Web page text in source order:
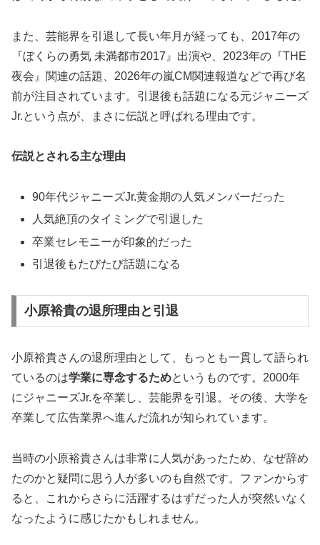
また、芸能界を引退して長い年月が経っても、2017年の
『ぼくらの勇気 未満都市2017』出演や、2023年の『THE
夜会』関連の話題、2026年の嵐CM関連報道などで再び名
前が注目されています。 引退後も話題になる元ジャニーズ
Jr.という点が、まさに伝説と呼ばれる理由です。
伝説とされる主な理由
90年代ジャニーズJr.黄金期の人気メンバーだった
人気絶頂のタイミングで引退した
卒業セレモニーが印象的だった
引退後もたびたび話題になる
小原裕貴の退所理由と引退
小原裕貴さんの退所理由として、もっとも一貫して語られ
ているのは学業に専念するためというものです。2000年
にジャニーズJr.を卒業し、芸能界を引退。その後、大学を
卒業して広告業界へ進んだ流れが知られています。
当時の小原裕貴さんは非常に人気があったため、なぜ辞め
たのかと疑問に思う人が多いのも自然です。ファンからす
ると、これからさらに活躍するはずだった人が突然いなく
なったように感じたかもしれません。